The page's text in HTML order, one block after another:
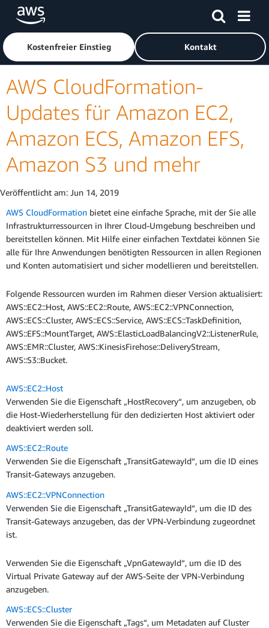
Überspringen zum Hauptinhalt
Klicken Sie hier, um zur Amazon Web Services-Startseite
Kostenfreier Einstieg Kontakt
AWS CloudFormation-
Updates für Amazon EC2,
Amazon ECS, Amazon EFS,
Amazon S3 und mehr
Veröffentlicht am: Jun 14, 2019
AWS CloudFormation bietet eine einfache Sprache, mit der Sie alle
Infrastrukturressourcen in Ihrer Cloud-Umgebung beschreiben und
bereitstellen können. Mit Hilfe einer einfachen Textdatei können Sie
alle für Ihre Anwendungen benötigten Ressourcen in allen Regionen
und Konten automatisiert und sicher modellieren und bereitstellen.
Folgende Ressourcen wurden im Rahmen dieser Version aktualisiert:
AWS::EC2::Host, AWS::EC2::Route, AWS::EC2::VPNConnection,
AWS::ECS::Cluster, AWS::ECS::Service, AWS::ECS::TaskDefinition,
AWS::EFS::MountTarget, AWS::ElasticLoadBalancingV2::ListenerRule,
AWS::EMR::Cluster, AWS::KinesisFirehose::DeliveryStream,
AWS::S3::Bucket.
AWS::EC2::Host
Verwenden Sie die Eigenschaft „HostRecovery“, um anzugeben, ob
die Host-Wiederherstellung für den dedizierten Host aktiviert oder
deaktiviert werden soll.
AWS::EC2::Route
Verwenden Sie die Eigenschaft „TransitGatewayId“, um die ID eines
Transit-Gateways anzugeben.
AWS::EC2::VPNConnection
Verwenden Sie die Eigenschaft „TransitGatewayId“, um die ID des
Transit-Gateways anzugeben, das der VPN-Verbindung zugeordnet
ist.
Verwenden Sie die Eigenschaft „VpnGatewayId“, um die ID des
Virtual Private Gateway auf der AWS-Seite der VPN-Verbindung
anzugeben.
AWS::ECS::Cluster
Verwenden Sie die Eigenschaft „Tags“, um Metadaten auf Cluster